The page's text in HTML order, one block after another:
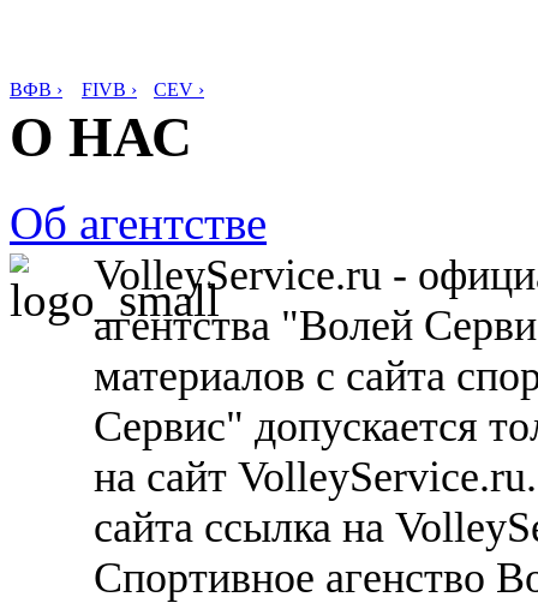
ВФВ › FIVB › CEV ›
О НАС
Об агентстве
VolleyService.ru -
агентства "Волей
материалов с сайта
Сервис" допускается
на сайт
сайта ссылка на
Спортивное агенство